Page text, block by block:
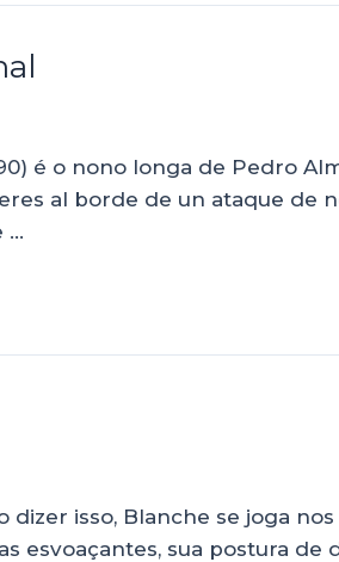
é o nono longa de Pedro
al borde de un ataque de
…
isso, Blanche se joga
esvoaçantes, sua postura de